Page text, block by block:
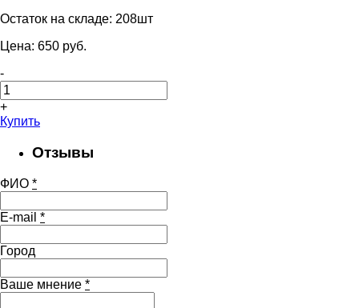
Остаток на складе: 208шт
Цена: 650 pуб.
-
+
Купить
Отзывы
ФИО *
E-mail *
Город
Ваше мнение *